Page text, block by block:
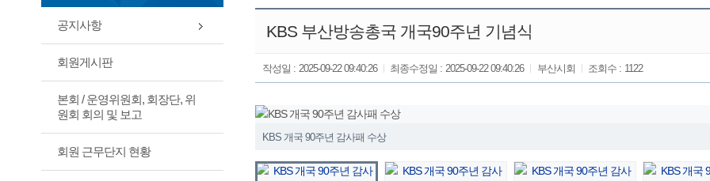
공지사항
회원게시판
본회 / 운영위원회, 회장단, 위
원회 회의 및 보고
회원 근무단지 현황
KBS 부산방송총국 개국90주년 기념식
작성일 : 2025-09-22 09:40:26 최종수정일 : 2025-09-22 09:40:26 부산시회 조회수 : 1122
KBS 개국 90주년 감사패 수상